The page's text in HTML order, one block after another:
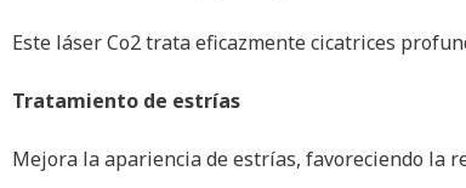
Este láser Co2 trata eficazmente cicatrices
Tratamiento de estrías
Mejora la apariencia de estrías, favoreciendo la